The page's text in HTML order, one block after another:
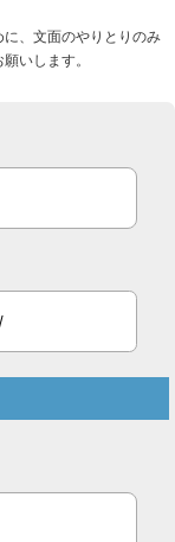
、文面のやりとりのみ
いします。